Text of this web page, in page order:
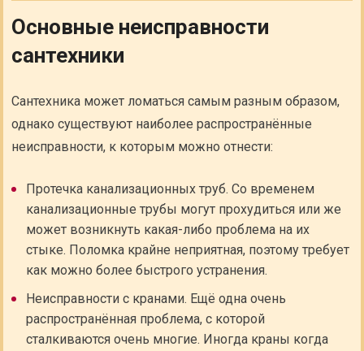
Основные неисправности
сантехники
Сантехника может ломаться самым разным образом,
однако существуют наиболее распространённые
неисправности, к которым можно отнести:
Протечка канализационных труб. Со временем
канализационные трубы могут прохудиться или же
может возникнуть какая-либо проблема на их
стыке. Поломка крайне неприятная, поэтому требует
как можно более быстрого устранения.
Неисправности с кранами. Ещё одна очень
распространённая проблема, с которой
сталкиваются очень многие. Иногда краны когда